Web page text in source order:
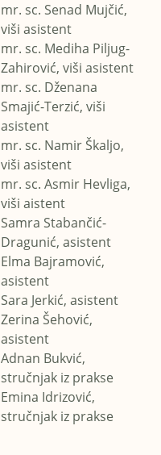
mr. sc. Senad Mujčić,
viši asistent
mr. sc. Mediha Piljug-
Zahirović, viši asistent
mr. sc. Dženana
Smajić-Terzić, viši
asistent
mr. sc. Namir Škaljo,
viši asistent
mr. sc. Asmir Hevliga,
viši aistent
Samra Stabančić-
Dragunić, asistent
Elma Bajramović,
asistent
Sara Jerkić, asistent
Zerina Šehović,
asistent
Adnan Bukvić,
stručnjak iz prakse
Emina Idrizović,
stručnjak iz prakse